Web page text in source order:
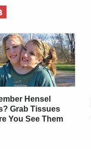
Hensel
Grab Tissues
You See Them